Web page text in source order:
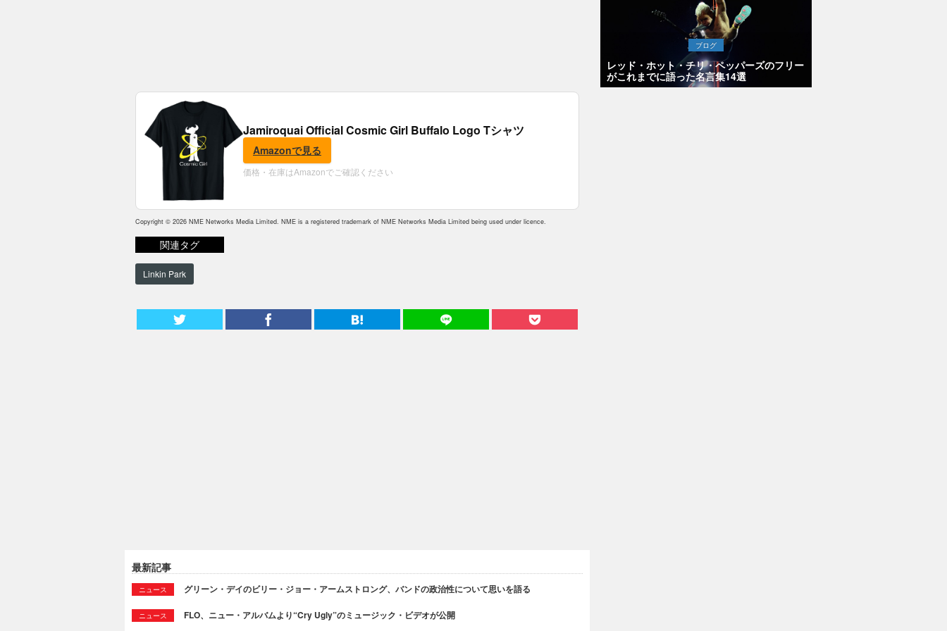
Jamiroquai Official Cosmic Girl Buffalo Logo Tシャツ
Amazonで見る
価格・在庫はAmazonでご確認ください
Copyright © 2026 NME Networks Media Limited. NME is a registered trademark of NME Networks Media Limited being used under licence.
関連タグ
Linkin Park
最新記事
ニュース グリーン・デイのビリー・ジョー・アームストロング、バンドの政治性について思いを語る
ニュース FLO、ニュー・アルバムより“Cry Ugly”のミュージック・ビデオが公開
ブログ
レッド・ホット・チリ・ペッパーズのフリー
がこれまでに語った名言集14選